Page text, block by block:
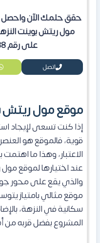
حقق حلمك الآن واحصل
مول ريتش بوينت
على رقم 00201551559588
اتصل
موقع مول ريتش
إذا كنت تسعى لإيجاد
قوية، فالموقع هو
الاعتبار، وهذا ما
عند اختيارها لموقع
والذي يقععلى محور
موقع مثالي بامتياز
سكانية في النزهة،
المشروع بفضل قربه من